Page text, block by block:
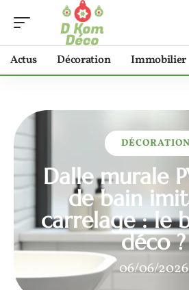
Actus Décoration Immobilier
DÉCORATION
Dalle murale
de bain
carrelage : le
déco ?
06/06/2026